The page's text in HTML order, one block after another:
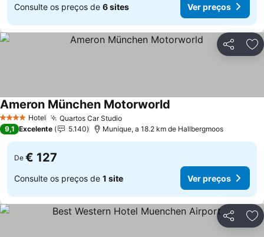
Consulte os preços de 6 sites Ver preços
Partilhar
4 EstrelasHotel Quartos Car Studio
Ameron München Motorworld
9,1 Excelente 5.140 Munique, a 18.2 km de Hallbergmoos
De € 127
Consulte os preços de 1 site Ver preços
Partilhar